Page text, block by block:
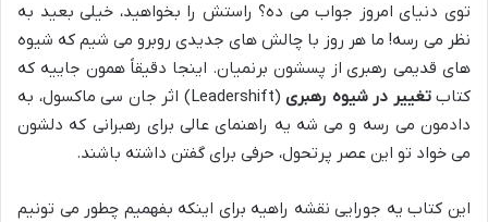
توی دنیای امروز جواب می ده؟ راستش را بخواهید، خیلی بعید به
نظر می رسه! ما هر روز با چالش های جدیدی روبرو می شیم که شیوه
های قدیمی رهبری از پسشون برنمیان. اینجا دقیقاً همون جاییه که
کتابتغییر در شیوه رهبری
(Leadershift) اثر جان سی ماکسول، به
دادمون می رسه و می شه یه راهنمای عالی برای رهبرانی که دلشون
می خواد تو این عصر پرتحول، حرفی برای گفتن داشته باشند.
این کتاب یه جورایی نقشه راهیه برای اینکه بفهمیم چطور می تونیم